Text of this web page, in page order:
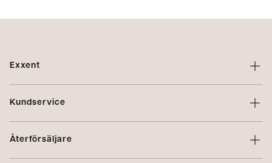
Exxent
Om Exxent
Profilering
Integritetspolicy
Kundservice
Kontakta oss
Återförsäljare